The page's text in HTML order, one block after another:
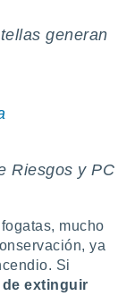
generan
Riesgos y PC
mucho
ya
Si
extinguir